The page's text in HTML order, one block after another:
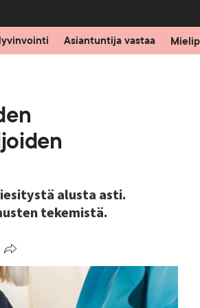
Asiantuntija vastaa
alusta asti.
tekemistä.